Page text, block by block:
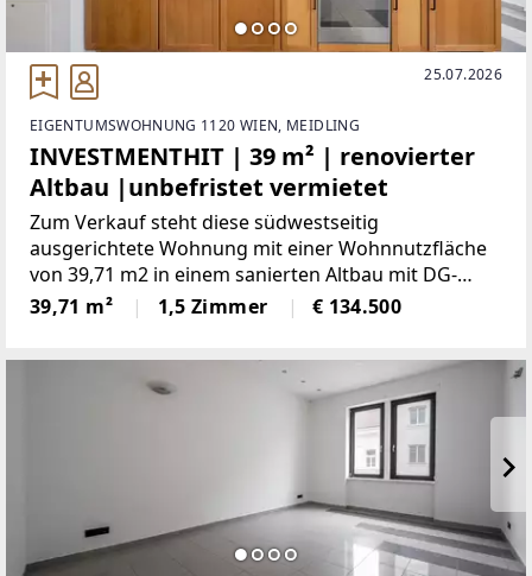
25.07.2026
EIGENTUMSWOHNUNG 1120 WIEN, MEIDLING
INVESTMENTHIT | 39 m² | renovierter
Altbau |unbefristet vermietet
Zum Verkauf steht diese südwestseitig
ausgerichtete Wohnung mit einer Wohnnutzfläche
von 39,71 m2 in einem sanierten Altbau mit DG-
Aufbau. Die Fläche gliedert sich in eine großes
Wohnzimmer mit einem Schlafzimmer, ein
39,71 m² 1,5 Zimmer € 134.500